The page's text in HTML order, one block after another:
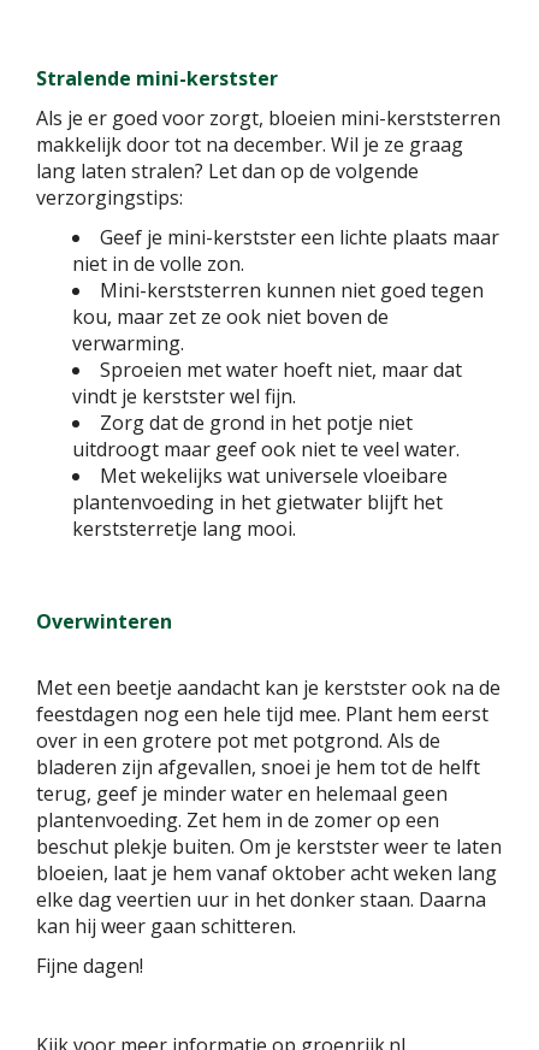
Stralende mini-kerstster
Als je er goed voor zorgt, bloeien mini-kerststerren
makkelijk door tot na december. Wil je ze graag
lang laten stralen? Let dan op de volgende
verzorgingstips:
Geef je mini-kerstster een lichte plaats maar
niet in de volle zon.
Mini-kerststerren kunnen niet goed tegen
kou, maar zet ze ook niet boven de
verwarming.
Sproeien met water hoeft niet, maar dat
vindt je kerstster wel fijn.
Zorg dat de grond in het potje niet
uitdroogt maar geef ook niet te veel water.
Met wekelijks wat universele vloeibare
plantenvoeding in het gietwater blijft het
kerststerretje lang mooi.
Overwinteren
Met een beetje aandacht kan je kerstster ook na de
feestdagen nog een hele tijd mee. Plant hem eerst
over in een grotere pot met potgrond. Als de
bladeren zijn afgevallen, snoei je hem tot de helft
terug, geef je minder water en helemaal geen
plantenvoeding. Zet hem in de zomer op een
beschut plekje buiten. Om je kerstster weer te laten
bloeien, laat je hem vanaf oktober acht weken lang
elke dag veertien uur in het donker staan. Daarna
kan hij weer gaan schitteren.
Fijne dagen!